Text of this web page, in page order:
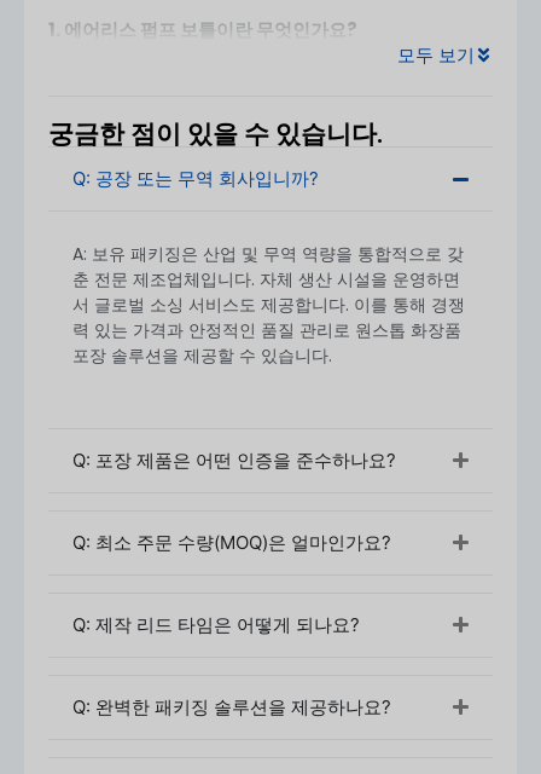
1. 에어리스 펌프 보틀이란 무엇인가요?
에어리스 펌프 병은 다음을 위해 설계된 고급 화장품 포
나은 안정성, 더 긴 유통기한, 위생적인 조제를 보장합니
다. 프리미엄 스킨케어 및 퍼스널 케어 제품에 널리 사용
됩니다.
모두 보기
궁금한 점이 있을 수 있습니다.
Q: 공장 또는 무역 회사입니까?
A: 보유 패키징은 산업 및 무역 역량을 통합적으로 갖
춘 전문 제조업체입니다. 자체 생산 시설을 운영하면
서 글로벌 소싱 서비스도 제공합니다. 이를 통해 경쟁
력 있는 가격과 안정적인 품질 관리로 원스톱 화장품
포장 솔루션을 제공할 수 있습니다.
Q: 포장 제품은 어떤 인증을 준수하나요?
Q: 최소 주문 수량(MOQ)은 얼마인가요?
Q: 제작 리드 타임은 어떻게 되나요?
Q: 완벽한 패키징 솔루션을 제공하나요?